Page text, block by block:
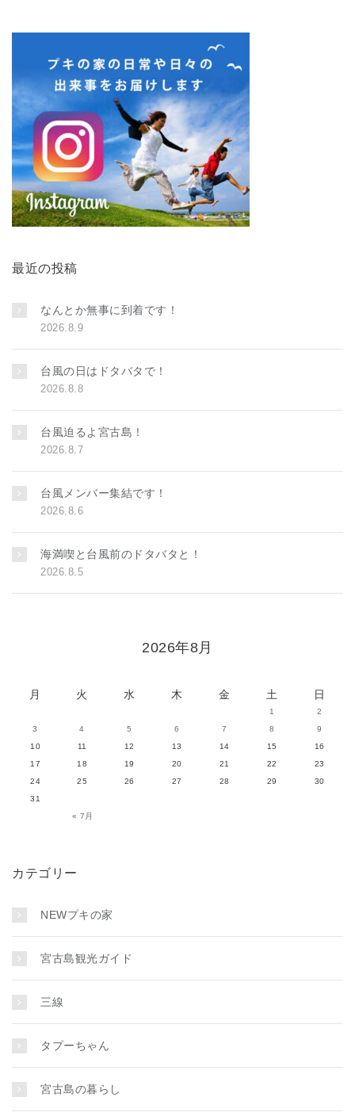
最近の投稿
なんとか無事に到着です！
2026.8.9
台風の日はドタバタで！
2026.8.8
台風迫るよ宮古島！
2026.8.7
台風メンバー集結です！
2026.8.6
海満喫と台風前のドタバタと！
2026.8.5
2026年8月
月 火 水 木 金 土 日
« 7月
1
2
3
4 5 6 7 8
9
10
11 12 13 14 15
16
17
18 19 20 21 22
23
24
25 26 27 28 29
30
31
カテゴリー
NEWプキの家
宮古島観光ガイド
三線
タプーちゃん
宮古島の暮らし